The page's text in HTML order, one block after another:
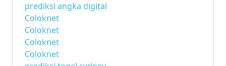
prediksi angka digital
Coloknet
Coloknet
Coloknet
Coloknet